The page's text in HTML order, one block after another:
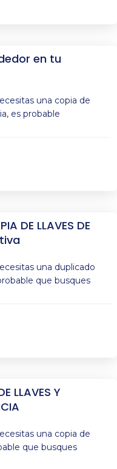
en tu
una copia de
es probable
DE LLAVES DE
una duplicado
que busques
LLAVES Y
una copia de
que busques